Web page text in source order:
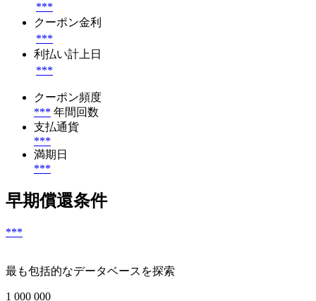
***
クーポン金利
***
利払い計上日
***
クーポン頻度
*** 年間回数
支払通貨
***
満期日
***
早期償還条件
***
最も包括的なデータベースを探索
1 000 000